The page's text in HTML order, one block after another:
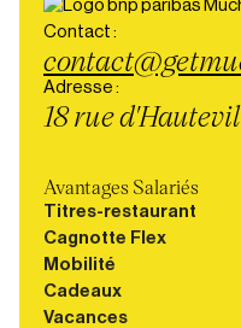
Contact :
Adresse :
18 rue
Avantages Salariés
Titres-restaurant
Cagnotte Flex
Mobilité
Cadeaux
Vacances